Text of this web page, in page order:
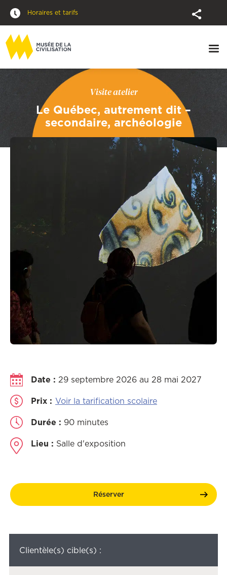
Horaires et tarifs
Visite atelier
Le Québec, autrement dit –
secondaire, archéologie
Date : 29 septembre 2026 au 28 mai 2027
Prix : Voir la tarification scolaire
Durée : 90 minutes
Lieu : Salle d'exposition
Réserver
Clientèle(s) cible(s) :